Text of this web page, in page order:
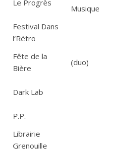
Le Progrès
Musique
Festival Dans
l’Rétro
Fête de la
Bière
(duo)
Dark Lab
P.P.
Librairie
Grenouille